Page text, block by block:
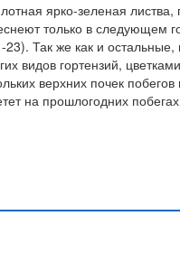
ярко-зеленая
только в следующем
23). Так же как и
видов гортензий,
верхних почек
на прошлогодних